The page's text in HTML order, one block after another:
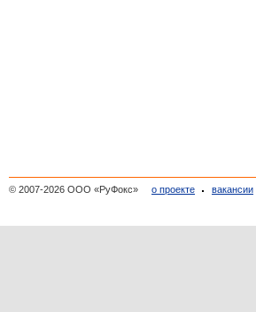
© 2007-2026 ООО «РуФокс» о проекте вакансии